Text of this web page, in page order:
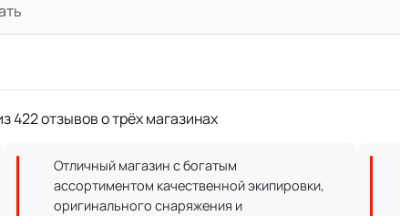
422 отзывов о трёх магазинах
Отличный магазин с богатым
ассортиментом качественной экипировки,
оригинального снаряжения и